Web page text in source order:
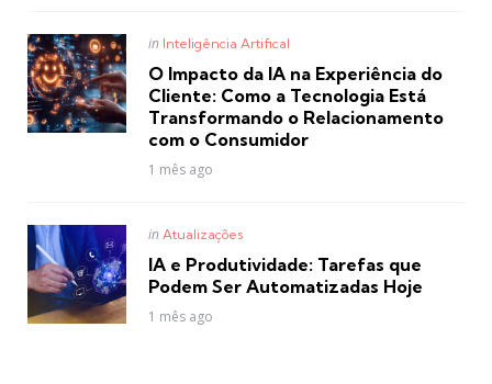
Posted
in Inteligência Artifical
O Impacto da IA na Experiência do
Cliente: Como a Tecnologia Está
Transformando o Relacionamento
com o Consumidor
1 mês ago
Posted
in Atualizações
IA e Produtividade: Tarefas que
Podem Ser Automatizadas Hoje
1 mês ago